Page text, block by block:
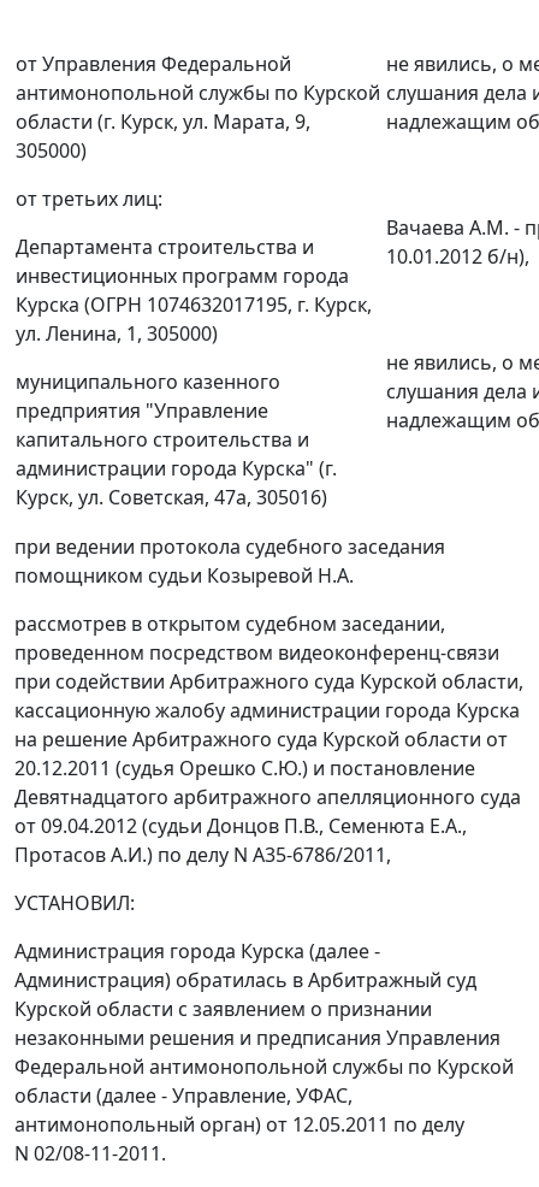
от Управления Федеральной
антимонопольной службы по Курской
области (г. Курск, ул. Марата, 9,
305000)
от третьих лиц:
Департамента строительства и
инвестиционных программ города
Курска (ОГРН 1074632017195, г. Курск,
ул. Ленина, 1, 305000)
муниципального казенного
предприятия "Управление
капитального строительства и
администрации города Курска" (г.
Курск, ул. Советская, 47а, 305016)
не явились, о
слушания дела
надлежащим
Вачаева А.М. -
10.01.2012 б/н),
не явились, о
слушания дела
надлежащим
при ведении протокола судебного заседания
помощником судьи Козыревой Н.А.
рассмотрев в открытом судебном заседании,
проведенном посредством видеоконференц-связи
при содействии Арбитражного суда Курской области,
кассационную жалобу администрации города Курска
на решение Арбитражного суда Курской области от
20.12.2011 (судья Орешко С.Ю.) и постановление
Девятнадцатого арбитражного апелляционного суда
от 09.04.2012 (судьи Донцов П.В., Семенюта Е.А.,
Протасов А.И.) по делу N А35-6786/2011,
УСТАНОВИЛ:
Администрация города Курска (далее -
Администрация) обратилась в Арбитражный суд
Курской области с заявлением о признании
незаконными решения и предписания Управления
Федеральной антимонопольной службы по Курской
области (далее - Управление, УФАС,
антимонопольный орган) от 12.05.2011 по делу
N 02/08-11-2011.